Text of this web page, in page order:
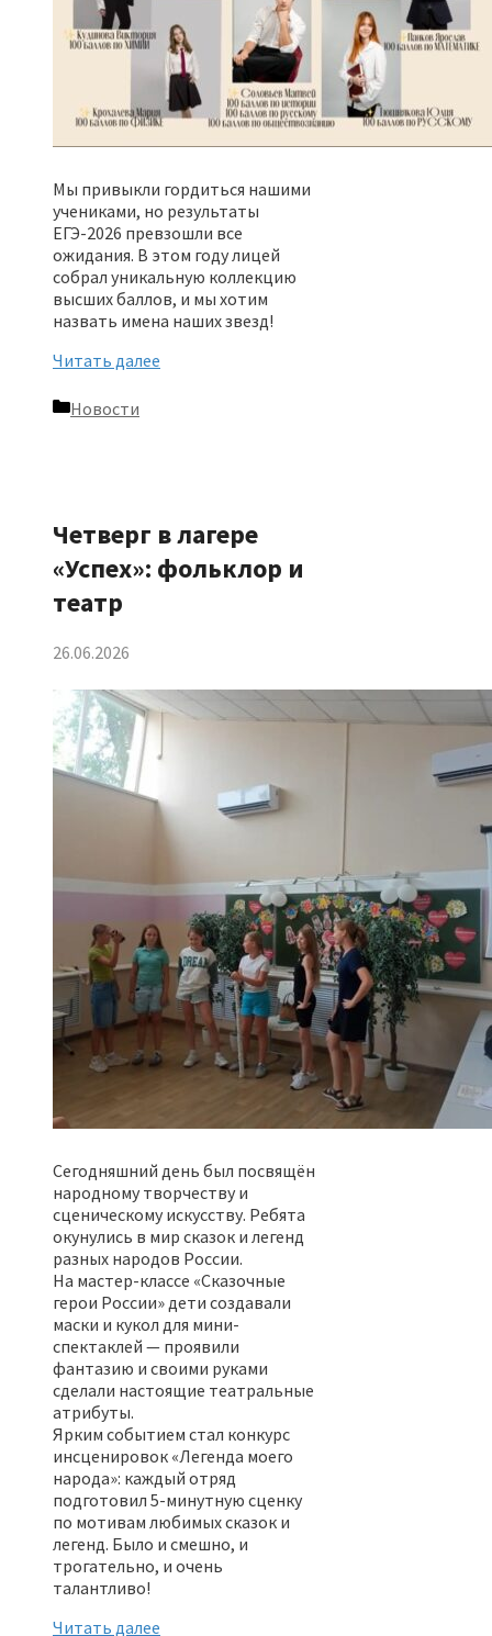
Мы привыкли гордиться нашими
учениками, но результаты
ЕГЭ-2026 превзошли все
ожидания. В этом году лицей
собрал уникальную коллекцию
высших баллов, и мы хотим
назвать имена наших звезд!
Читать далее
Рубрики
Новости
Четверг в лагере
«Успех»: фольклор и
театр
26.06.2026
Сегодняшний день был посвящён
народному творчеству и
сценическому искусству. Ребята
окунулись в мир сказок и легенд
разных народов России.
На мастер-классе «Сказочные
герои России» дети создавали
маски и кукол для мини-
спектаклей — проявили
фантазию и своими руками
сделали настоящие театральные
атрибуты.
Ярким событием стал конкурс
инсценировок «Легенда моего
народа»: каждый отряд
подготовил 5-минутную сценку
по мотивам любимых сказок и
легенд. Было и смешно, и
трогательно, и очень
талантливо!
Читать далее